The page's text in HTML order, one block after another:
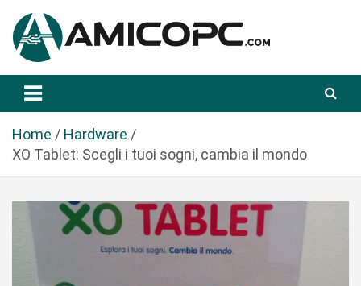
a
Amicopc.com
Home
Hardware
XO Tablet: Scegli i tuoi sogni, cambia il mondo